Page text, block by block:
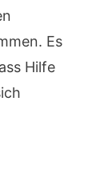
Es
Hilfe